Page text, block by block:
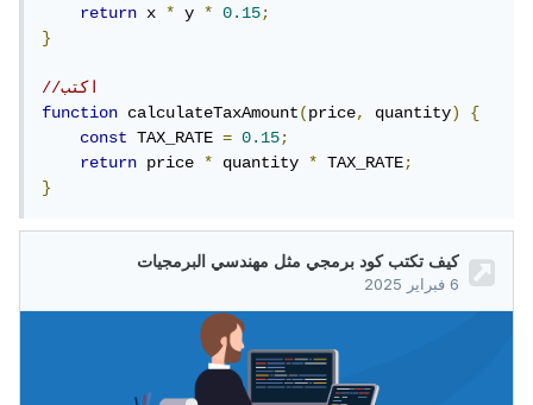
return x * y * 0.15;
}
//اكتب
function calculateTaxAmount(price, quantity)
{
const TAX_RATE = 0.15;
return price * quantity * TAX_RATE;
}